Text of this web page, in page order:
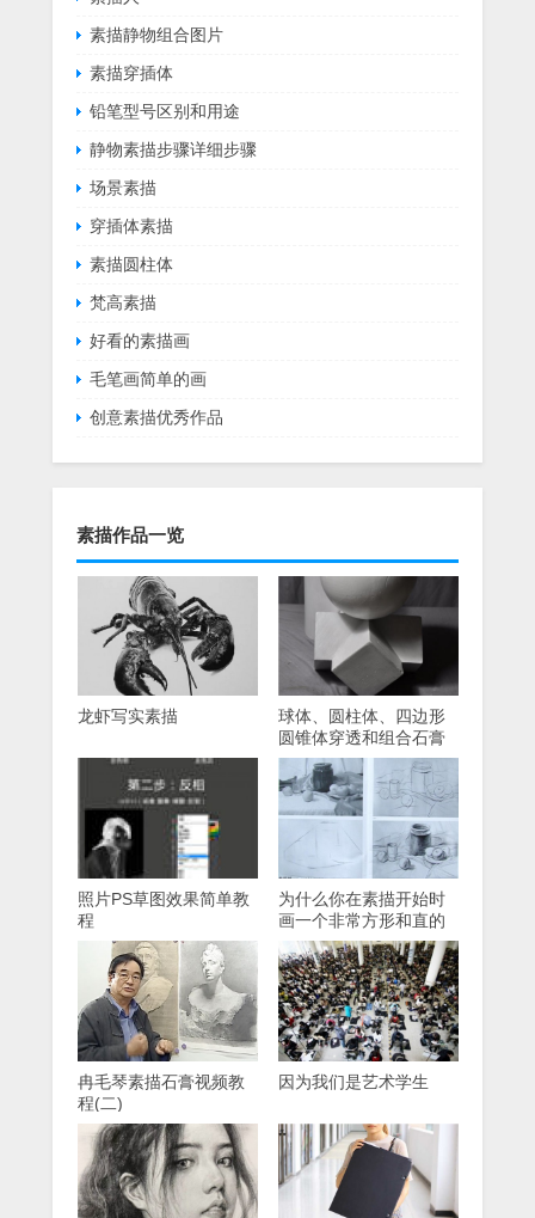
素描静物组合图片
素描穿插体
铅笔型号区别和用途
静物素描步骤详细步骤
场景素描
穿插体素描
素描圆柱体
梵高素描
好看的素描画
毛笔画简单的画
创意素描优秀作品
素描作品一览
龙虾写实素描
球体、圆柱体、四边形
圆锥体穿透和组合石膏
几何图形的照片
照片PS草图效果简单教
程
为什么你在素描开始时
画一个非常方形和直的
框架？
冉毛琴素描石膏视频教
程(二)
因为我们是艺术学生